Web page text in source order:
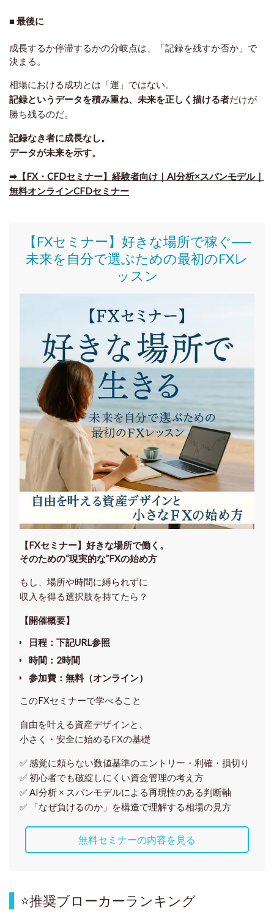
■ 最後に
成長するか停滞するかの分岐点は、「記録を残すか否か」で
決まる。
相場における成功とは「運」ではない。
記録というデータを積み重ね、未来を正しく描ける者だけが
勝ち残るのだ。
記録なき者に成長なし。
データが未来を示す。
➡【FX・CFDセミナー】経験者向け｜AI分析×スパンモデル｜
無料オンラインCFDセミナー
【FXセミナー】好きな場所で稼ぐ──
未来を自分で選ぶための最初のFXレ
ッスン
【FXセミナー】 好きな場所で働く。
そのための“現実的な”FXの始め方
もし、場所や時間に縛られずに
収入を得る選択肢を持てたら？
【開催概要】
日程：下記URL参照
時間： 2時間
参加費： 無料（オンライン）
このFXセミナーで学べること
自由を叶える資産デザインと、
小さく・安全に始めるFXの基礎
✅ 感覚に頼らない数値基準のエントリー・利確・損切り
✅ 初心者でも破綻しにくい資金管理の考え方
✅ AI分析 × スパンモデルによる再現性のある判断軸
✅ 「なぜ負けるのか」を構造で理解する相場の見方
無料セミナーの内容を見る
⭐推奨ブローカーランキング